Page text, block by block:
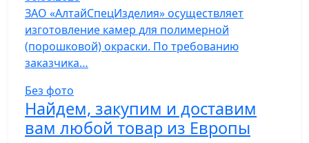
ЗАО «АлтайСпецИзделия» осуществляет
изготовление камер для полимерной
(порошковой) окраски. По требованию
заказчика…
Без фото
Найдем, закупим и доставим
вам любой товар из Европы